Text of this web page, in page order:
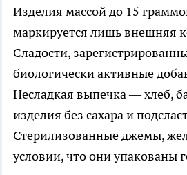
Изделия массой до 15
маркируется лишь внешняя
Сладости,
биологически активные
Несладкая выпечка — хлеб,
изделия без сахара и
Стерилизованные джемы,
условии, что они упакованы